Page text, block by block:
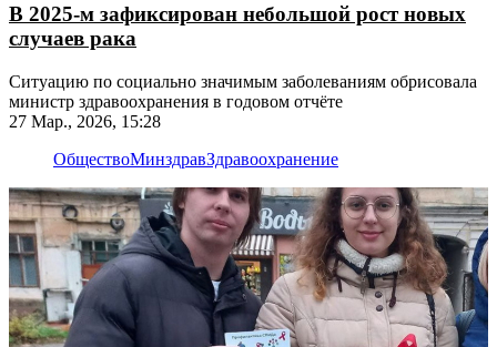
В 2025-м зафиксирован небольшой рост новых
случаев рака
Ситуацию по социально значимым заболеваниям обрисовала
министр здравоохранения в годовом отчёте
27 Мар., 2026, 15:28
ОбществоМинздравЗдравоохранение